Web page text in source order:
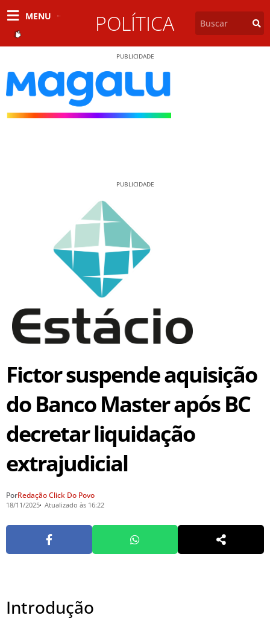
MENU POLÍTICA
PUBLICIDADE
PUBLICIDADE
Fictor suspende aquisição
do Banco Master após BC
decretar liquidação
extrajudicial
PorRedação Click Do Povo
18/11/2025 Atualizado às 16:22
Introdução